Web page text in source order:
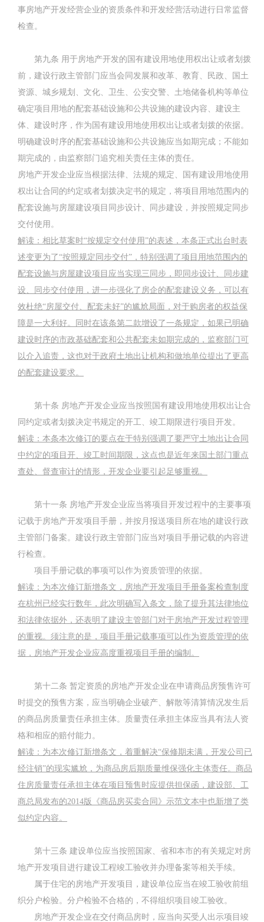
事房地产开发经营企业的资质条件和开发经营活动进行日常监督
检查。
第九条 用于房地产开发的国有建设用地使用权出让或者划拨
前，建设行政主管部门应当会同发展和改革、教育、民政、国土
资源、城乡规划、文化、卫生、公安交警、土地储备机构等单位
确定项目用地的配套基础设施和公共设施的建设内容、建设主
体、建设时序，作为国有建设用地使用权出让或者划拨的依据。
明确建设时序的配套基础设施和公共设施应当如期完成；不能如
期完成的，由监察部门追究相关责任主体的责任。
房地产开发企业应当根据法律、法规的规定、国有建设用地使用
权出让合同的约定或者划拨决定书的规定，将项目用地范围内的
配套设施与房屋建设项目同步设计、同步建设，并按照规定同步
交付使用。
解读：相比草案时“按规定交付使用 ”的表述，本条正式出台时表
述变更为了 “按照规定同步交付” ，特别强调了项目用地范围内的
配套设施与房屋建设项目应当实现三同步，即同步设计、同步建
设、同步交付使用，进一步强化了房企的配套建设义务，可以有
效杜绝“房屋交付、配套未好”的尴尬局面，对于购房者的权益保
障是一大利好。同时在该条第二款增设了一条规定，如果已明确
建设时序的市政基础配套和公共配套未如期完成的，监察部门可
以介入追责，这也对于政府土地出让机构和做地单位提出了更高
的配套建设要求。
第十条 房地产开发企业应当按照国有建设用地使用权出让合
同约定或者划拨决定书规定的开工、竣工期限进行项目开发。
解读：本条本次修订的要点在于特别强调了要严守土地出让合同
中约定的项目开、竣工时间期限，这点也是近年来国土部门重点
查处、督查审计的情形，开发企业要引起足够重视。
第十一条 房地产开发企业应当将项目开发过程中的主要事项
记载于房地产开发项目手册，并按月报送项目所在地的建设行政
主管部门备案。建设行政主管部门应当对项目手册记载的内容进
行检查。
项目手册记载的事项可以作为资质管理的依据。
解读：为本次修订新增条文，房地产开发项目手册备案检查制度
在杭州已经实行数年，此次明确写入条文，除了提升其法律地位
和法律依据外，还表明了建设主管部门对于房地产开发过程管理
的重视。须注意的是，项目手册记载事项可以作为资质管理的依
据，房地产开发企业应高度重视项目手册的编制。
第十二条 暂定资质的房地产开发企业在申请商品房预售许可
时提交的预售方案，应当明确企业破产、解散等清算情况发生后
的商品房质量责任承担主体。质量责任承担主体应当具有法人资
格和相应的赔付能力。
解读：为本次修订新增条文，着重解决“保修期未满，开发公司已
经注销”的现实尴尬，为商品房后期质量维保强化主体责任。商品
住房质量责任承担主体在项目预售时应提供担保函，建设部、工
商总局发布的2014版《商品房买卖合同》示范文本中也新增了类
似约定内容。
第十三条 建设单位应当按照国家、省和本市的有关规定对房
地产开发项目进行建设工程竣工验收并办理备案等相关手续。
属于住宅的房地产开发项目，建设单位应当在竣工验收前组
织分户检验。分户检验不合格的，不得组织项目竣工验收。
房地产开发企业在交付商品房时，应当向买受人出示项目竣